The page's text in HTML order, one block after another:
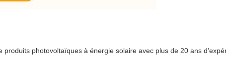
photovoltaïques à énergie solaire avec plus de 20 ans